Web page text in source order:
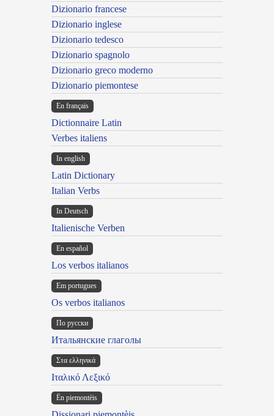
Dizionario francese
Dizionario inglese
Dizionario tedesco
Dizionario spagnolo
Dizionario greco moderno
Dizionario piemontese
En français
Dictionnaire Latin
Verbes italiens
In english
Latin Dictionary
Italian Verbs
In Deutsch
Italienische Verben
En español
Los verbos italianos
Em portugues
Os verbos italianos
По русски
Итальянские глаголы
Στα ελληνικά
Ιταλικό Λεξικό
Ën piemontèis